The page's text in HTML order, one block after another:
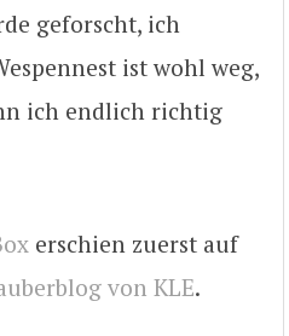
geforscht, ich
ist wohl weg,
ich endlich richtig
erschien zuerst auf
von KLE.